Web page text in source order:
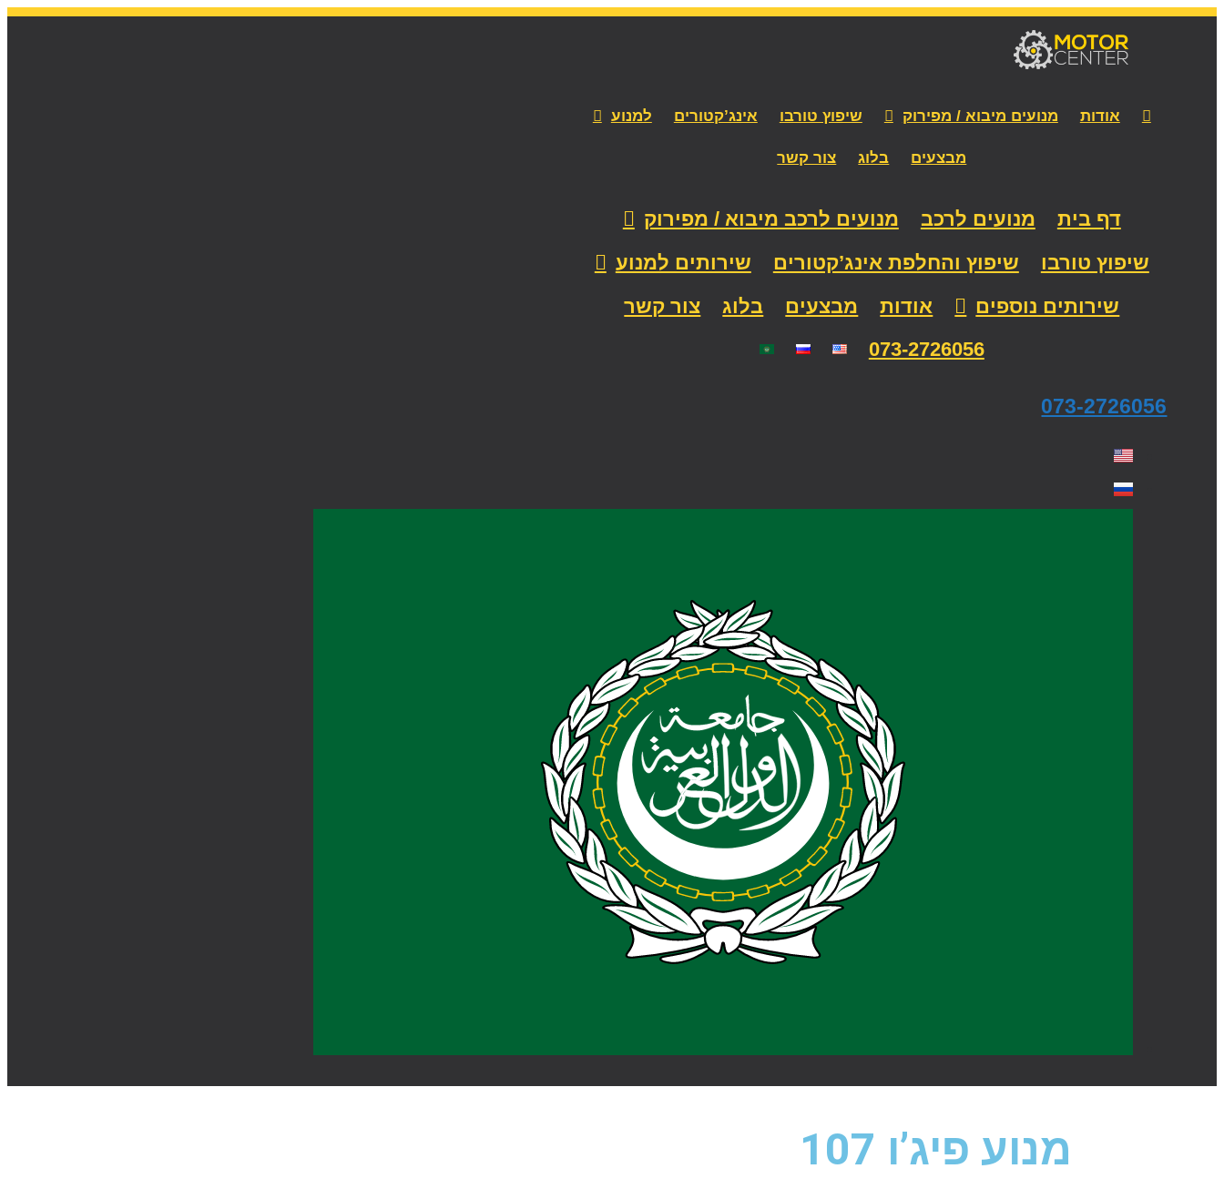
אודות מנועים מיבוא / מפירוק שיפוץ טורבו אינג’קטורים למנוע
מבצעים בלוג צור קשר
דף בית מנועים לרכב
מנועים לרכב מיבוא / מפירוק
שיפוץ טורבו
שיפוץ והחלפת אינג’קטורים
שירותים למנוע
שירותים נוספים
אודות מבצעים בלוג
צור קשר
073-2726056
073-2726056
מנוע פיג’ו 107